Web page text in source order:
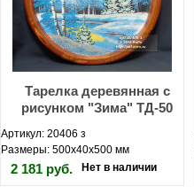
Тарелка деревянная с
рисунком "Зима" ТД-50
Артикул: 20406 з
Размеры: 500х40х500 мм
2 181 руб. Нет в наличии